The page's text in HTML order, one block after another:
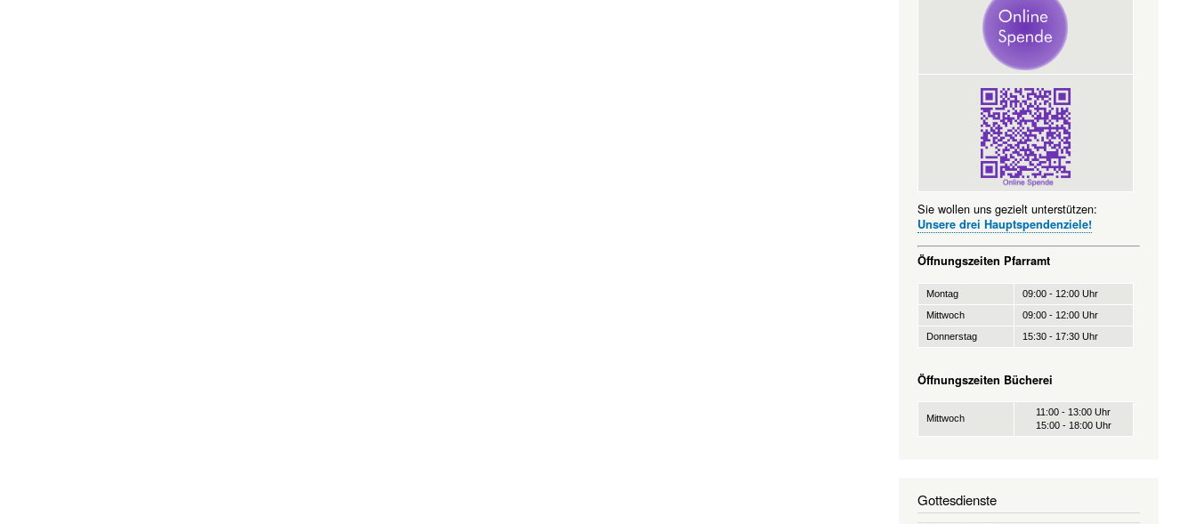
Sie wollen uns gezielt unterstützen:
Unsere drei Hauptspendenziele!
Öffnungszeiten Pfarramt
Montag
09:00 - 12:00 Uhr
Mittwoch
09:00 - 12:00 Uhr
Donnerstag
15:30 - 17:30 Uhr
Öffnungszeiten Bücherei
Mittwoch
11:00 - 13:00 Uhr
15:00 - 18:00 Uhr
Gottesdienste